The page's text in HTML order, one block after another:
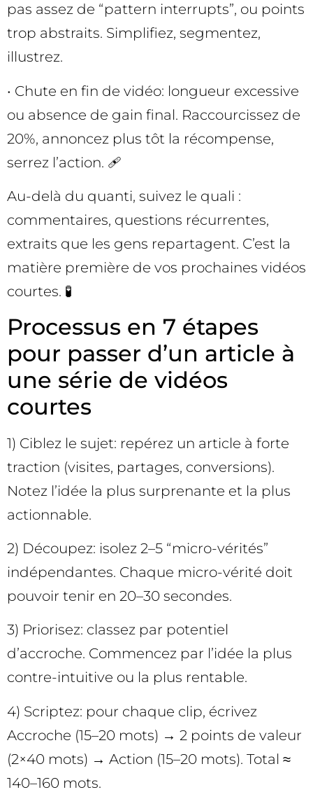
pas assez de “pattern interrupts”, ou points
trop abstraits. Simplifiez, segmentez,
illustrez.
• Chute en fin de vidéo: longueur excessive
ou absence de gain final. Raccourcissez de
20%, annoncez plus tôt la récompense,
serrez l’action. 🩹
Au-delà du quanti, suivez le quali :
commentaires, questions récurrentes,
extraits que les gens repartagent. C’est la
matière première de vos prochaines vidéos
courtes. 🧪
Processus en 7 étapes
pour passer d’un article à
une série de vidéos
courtes
1) Ciblez le sujet: repérez un article à forte
traction (visites, partages, conversions).
Notez l’idée la plus surprenante et la plus
actionnable.
2) Découpez: isolez 2–5 “micro-vérités”
indépendantes. Chaque micro-vérité doit
pouvoir tenir en 20–30 secondes.
3) Priorisez: classez par potentiel
d’accroche. Commencez par l’idée la plus
contre-intuitive ou la plus rentable.
4) Scriptez: pour chaque clip, écrivez
Accroche (15–20 mots) → 2 points de valeur
(2×40 mots) → Action (15–20 mots). Total ≈
140–160 mots.